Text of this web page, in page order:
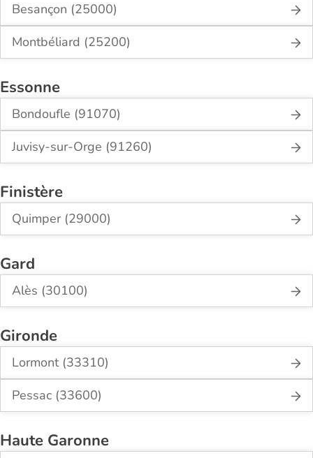
Besançon (25000)
Montbéliard (25200)
Essonne
Bondoufle (91070)
Juvisy-sur-Orge (91260)
Finistère
Quimper (29000)
Gard
Alès (30100)
Gironde
Lormont (33310)
Pessac (33600)
Haute Garonne